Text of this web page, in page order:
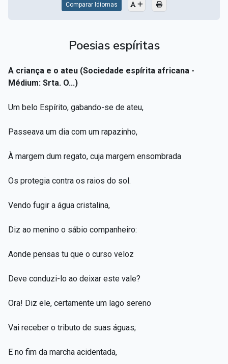
Comparar Idiomas
Poesias espíritas
A criança e o ateu (Sociedade espírita africana -
Médium: Srta. O...)
Um belo Espírito, gabando-se de ateu,
Passeava um dia com um rapazinho,
À margem dum regato, cuja margem ensombrada
Os protegia contra os raios do sol.
Vendo fugir a água cristalina,
Diz ao menino o sábio companheiro:
Aonde pensas tu que o curso veloz
Deve conduzi-lo ao deixar este vale?
Ora! Diz ele, certamente um lago sereno
Vai receber o tributo de suas águas;
E no fim da marcha acidentada,